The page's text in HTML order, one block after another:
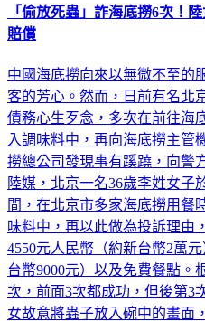
「偷放死蟲」詐海底撈6次！
賠償
中國海底撈向來以無微不至的
客的芳心。然而，日前有名北
債務心生歹念，多次在前往海
入調味料中，再向海底撈主管
撈總公司發現事有蹊蹺，向警
陸媒，北京一名36歲李姓女子
間，在北京市多家海底撈用餐
味料中，再以此做為投訴理由
4550元人民幣（約新台幣2萬
台幣9000元）以及免費餐點。
次，前面3次都成功，但後第3
女故意將蟲子放入碗中的畫面